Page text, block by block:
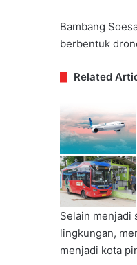
Bambang
berbentuk
Related
Selain menjadi
lingkungan,
menjadi kota